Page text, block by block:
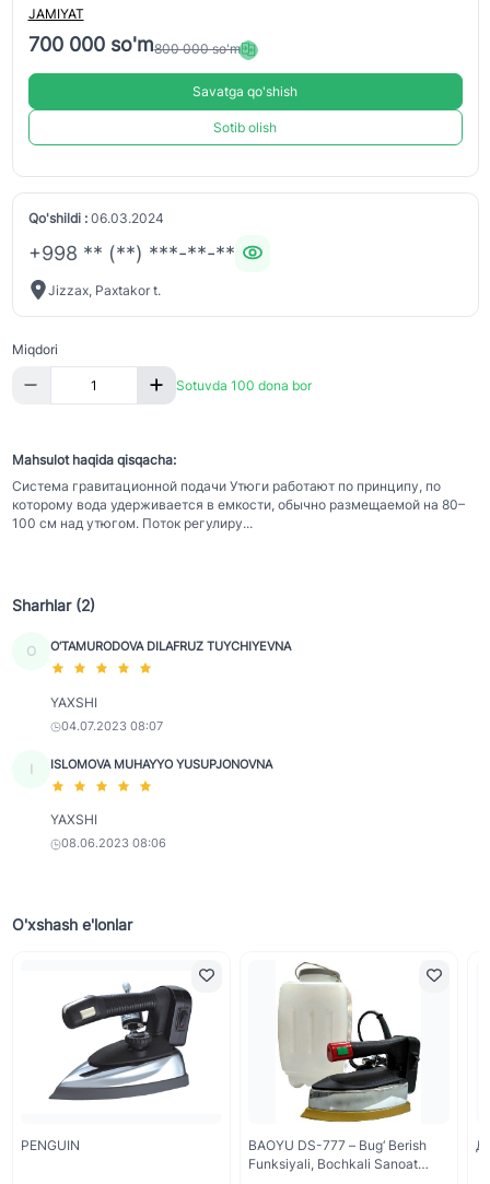
JAMIYAT
700 000 so'm800 000 so'm
Savatga qo'shish
Sotib olish
Qo'shildi :06.03.2024
+998 ** (**) ***-**-**
Jizzax, Paxtakor t.
Miqdori
Sotuvda 100 dona bor
Mahsulot haqida qisqacha:
Система гравитационной подачи Утюги работают по принципу, по
которому вода удерживается в емкости, обычно размещаемой на 80–
100 см над утюгом. Поток регулиру...
Sharhlar (2)
O O‘TAMURODOVA DILAFRUZ TUYCHIYEVNA
YAXSHI
04.07.2023 08:07
I ISLOMOVA MUHAYYO YUSUPJONOVNA
YAXSHI
08.06.2023 08:06
O'xshash e'lonlar
PENGUIN
BAOYU DS-777 – Bug‘ Berish
Funksiyali, Bochkali Sanoat